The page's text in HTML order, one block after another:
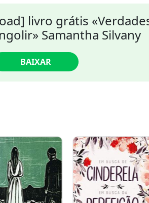
livro grátis
Samantha Silvany
BAIXAR